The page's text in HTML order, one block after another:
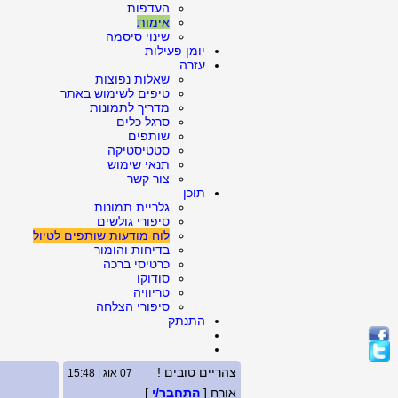
העדפות
אימות
שינוי סיסמה
יומן פעילות
עזרה
שאלות נפוצות
טיפים לשימוש באתר
מדריך לתמונות
סרגל כלים
שותפים
סטטיסטיקה
תנאי שימוש
צור קשר
תוכן
גלריית תמונות
סיפורי גולשים
לוח מודעות שותפים לטיול
בדיחות והומור
כרטיסי ברכה
סודוקו
טריוויה
סיפורי הצלחה
התנתק
צהריים טובים ! 07 אוג | 15:48
אורח [ התחבר/י ]